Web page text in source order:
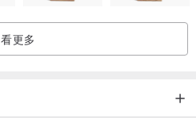
看更多